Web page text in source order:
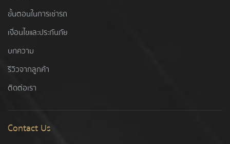
ขั้นตอนในการเช่ารถ
เงื่อนไขและประกันภัย
บทความ
รีวิวจากลูกค้า
ติดต่อเรา
Contact Us